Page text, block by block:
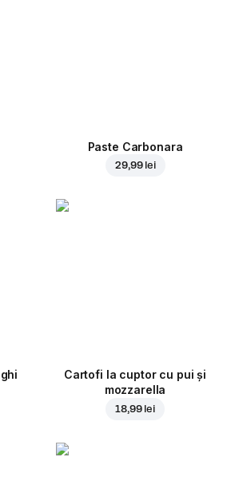
Paste Carbonara
29,99 lei
Cartofi la cuptor cu pui și
mozzarella
18,99 lei